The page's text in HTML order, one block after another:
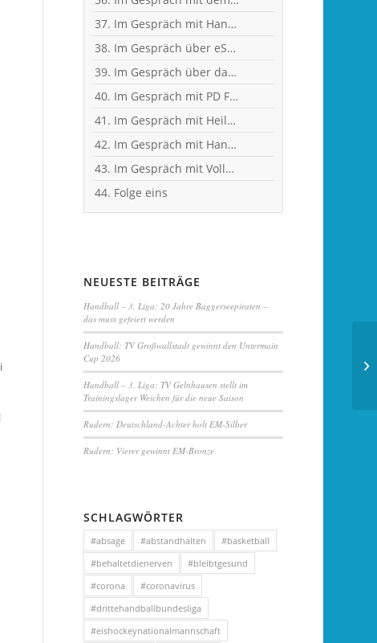
37. Im Gespräch mit Handball-Nationaltorhüterin Ann-Cathrin Giegerich
38. Im Gespräch über eSports mit Benjamin Engler, Consultant und Dozent
39. Im Gespräch über das Corona-Virus mit Heilpraktikerin Angelika Rüdel
40. Im Gespräch mit PD Frau Dr. Wiewrodt - Hirntumor und Sport
41. Im Gespräch mit Heilpraktikerin Angelika Rüdel
42. Im Gespräch mit Handball-Trainer Tobias Milde
43. Im Gespräch mit Vollblut-Handballer Michael Spatz
44. Folge eins
NEUESTE BEITRÄGE
Handball – 3. Liga: 20 Jahre Baggerseepiraten –
das muss gefeiert werden
Handball: TV Großwallstadt gewinnt den Untermain
Cup 2026
Handball – 3. Liga: TV Gelnhausen stellt im
Trainingslager Weichen für die neue Saison
Rudern: Deutschland-Achter holt EM-Silber
Rudern: Vierer gewinntEM-Bronze
SCHLAGWÖRTER
#absage #abstandhalten
#basketball
#behaltetdienerven
#bleibtgesund
#corona
#coronavirus
#drittehandballbundesliga
#eishockeynationalmannschaft